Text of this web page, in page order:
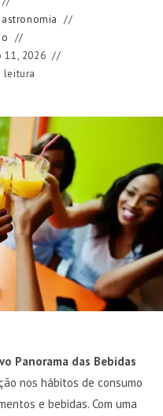
11, 2026
leitura
Panorama das Bebidas
nos hábitos de consumo
e bebidas. Com uma